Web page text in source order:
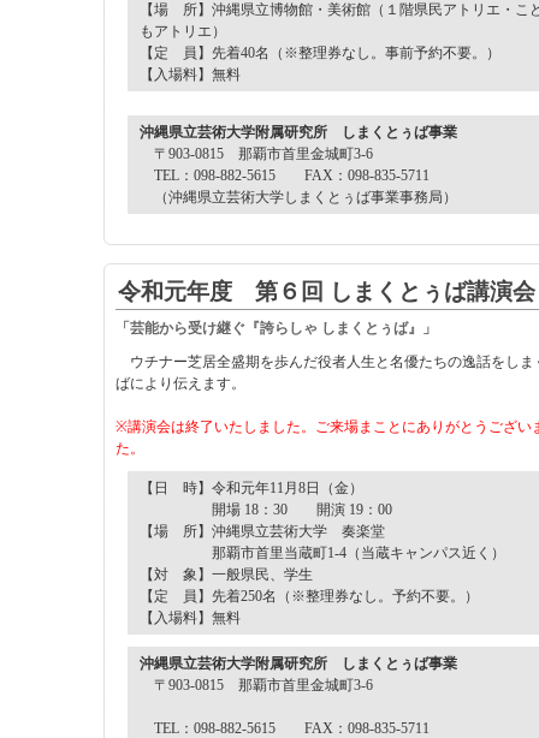
【場 所】沖縄県立博物館・美術館（１階県民アトリエ・こ
もアトリエ）
【定 員】先着40名（※整理券なし。事前予約不要。）
【入場料】無料
沖縄県立芸術大学附属研究所 しまくとぅば事業
〒903-0815 那覇市首里金城町3-6
TEL：098-882-5615 FAX：098-835-5711
（沖縄県立芸術大学しまくとぅば事業事務局）
令和元年度 第６回 しまくとぅば講演会
「芸能から受け継ぐ『誇らしゃ しまくとぅば』」
ウチナー芝居全盛期を歩んだ役者人生と名優たちの逸話をしま
ばにより伝えます。
※講演会は終了いたしました。ご来場まことにありがとうござい
た。
【日 時】令和元年11月8日（金）
開場 18：30 開演 19：00
【場 所】沖縄県立芸術大学 奏楽堂
那覇市首里当蔵町1-4（当蔵キャンパス近く）
【対 象】一般県民、学生
【定 員】先着250名（※整理券なし。予約不要。）
【入場料】無料
沖縄県立芸術大学附属研究所 しまくとぅば事業
〒903-0815 那覇市首里金城町3-6
TEL：098-882-5615 FAX：098-835-5711